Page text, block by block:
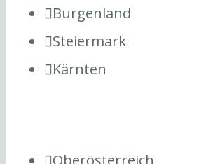
Burgenland
Steiermark
Kärnten
Oberösterreich